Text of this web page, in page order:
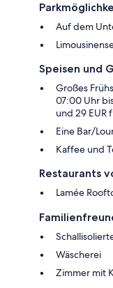
Auf dem
Speisen und
Großes
07:00 Uhr
und 29 EUR
Eine Bar/
Kaffee und
Restaurants
Lamée
Wäscherei
Zimmer mit